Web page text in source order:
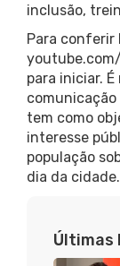
inclusão,
Para conferir
para iniciar.
tem como
interesse
população
dia da cidade.
Últimas